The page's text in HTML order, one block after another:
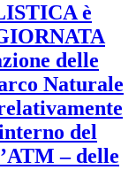
è
delle
Naturale
del
– delle